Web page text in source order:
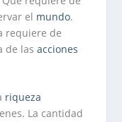
el mundo.
requiere de
de lasacciones
riqueza
La cantidad